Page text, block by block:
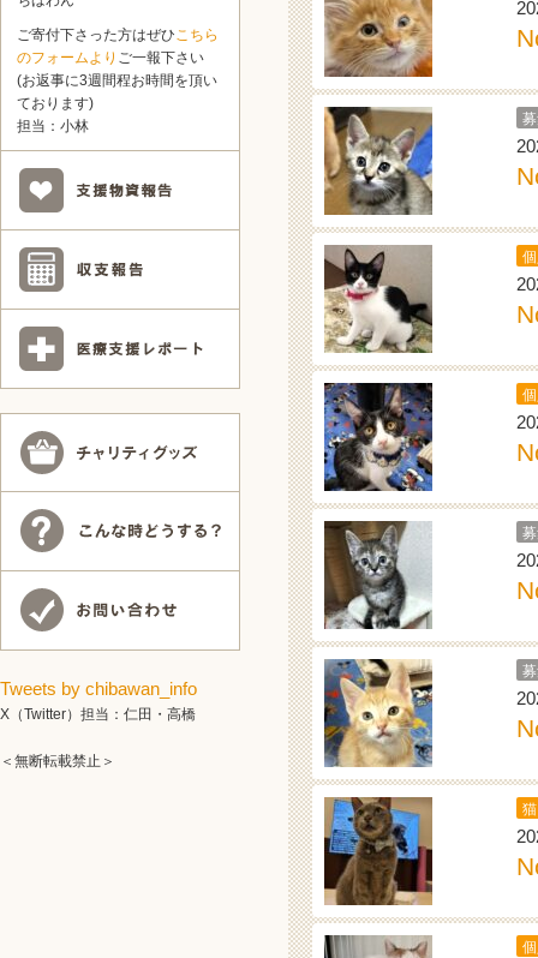
ご寄付下さった方はぜひこちら
のフォームより ご一報下さい
(お返事に3週間程お時間を頂い
ております)
担当：小林
Tweets by chibawan_info
X（Twitter）担当：仁田・高橋
＜無断転載禁止＞